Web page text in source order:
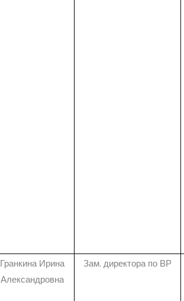
Гранкина Ирина
Александровна
Зам. директора по ВР